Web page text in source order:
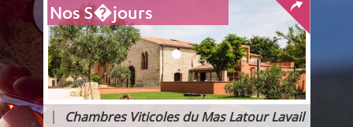
Nos S�jours
Chambres Viticoles du Mas Latour Lavail